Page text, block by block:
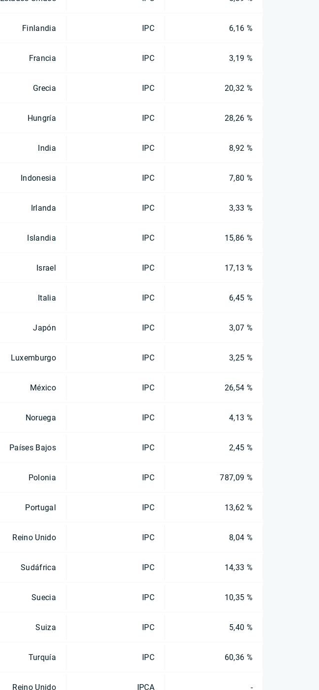
Finlandia IPC 6,16 %
Francia IPC 3,19 %
Grecia IPC 20,32 %
Hungría IPC 28,26 %
India IPC 8,92 %
Indonesia IPC 7,80 %
Irlanda IPC 3,33 %
Islandia IPC 15,86 %
Israel IPC 17,13 %
Italia IPC 6,45 %
Japón IPC 3,07 %
Luxemburgo IPC 3,25 %
México IPC 26,54 %
Noruega IPC 4,13 %
Países Bajos IPC 2,45 %
Polonia IPC 787,09 %
Portugal IPC 13,62 %
Reino Unido IPC 8,04 %
Sudáfrica IPC 14,33 %
Suecia IPC 10,35 %
Suiza IPC 5,40 %
Turquía IPC 60,36 %
Reino Unido IPCA -